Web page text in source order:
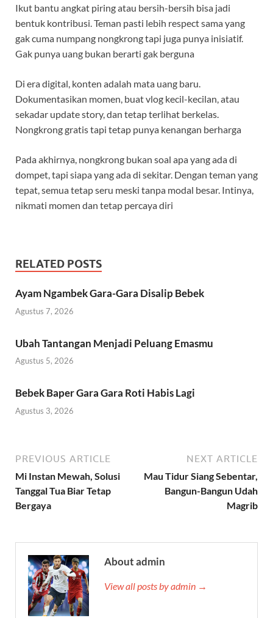
Ikut bantu angkat piring atau bersih-bersih bisa jadi
bentuk kontribusi. Teman pasti lebih respect sama yang
gak cuma numpang nongkrong tapi juga punya inisiatif.
Gak punya uang bukan berarti gak berguna
Di era digital, konten adalah mata uang baru.
Dokumentasikan momen, buat vlog kecil-kecilan, atau
sekadar update story, dan tetap terlihat berkelas.
Nongkrong gratis tapi tetap punya kenangan berharga
Pada akhirnya, nongkrong bukan soal apa yang ada di
dompet, tapi siapa yang ada di sekitar. Dengan teman yang
tepat, semua tetap seru meski tanpa modal besar. Intinya,
nikmati momen dan tetap percaya diri
RELATED POSTS
Ayam Ngambek Gara-Gara Disalip Bebek
Agustus 7, 2026
Ubah Tantangan Menjadi Peluang Emasmu
Agustus 5, 2026
Bebek Baper Gara Gara Roti Habis Lagi
Agustus 3, 2026
PREVIOUS ARTICLE
Mi Instan Mewah, Solusi
Tanggal Tua Biar Tetap
Bergaya
NEXT ARTICLE
Mau Tidur Siang Sebentar,
Bangun-Bangun Udah
Magrib
About admin
View all posts by admin →